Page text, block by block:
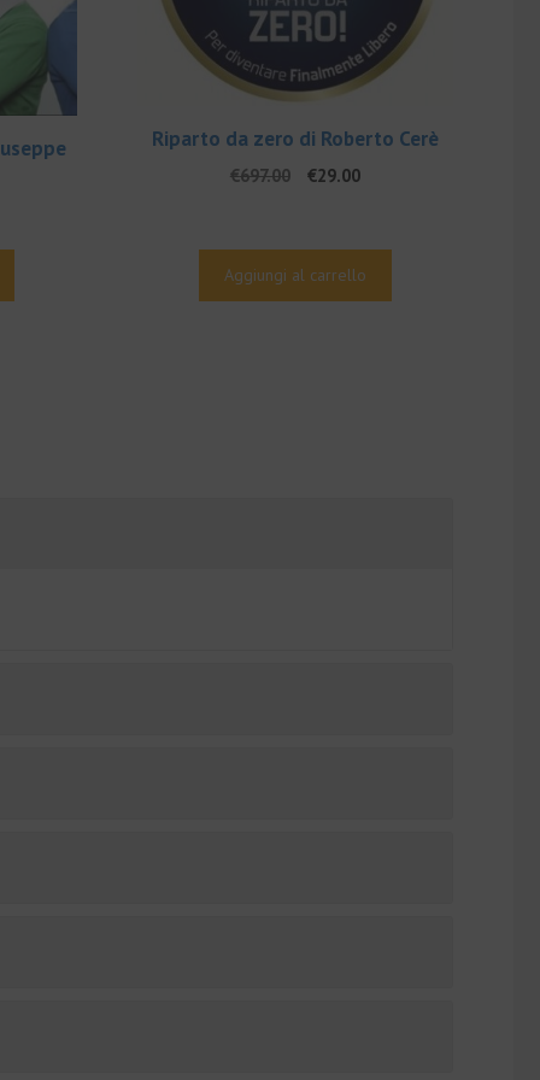
Riparto da zero di Roberto Cerè
€697.00
Il
era:
€697.00.
€29.00Il
è:
€29.00.
Aggiungi al carrello